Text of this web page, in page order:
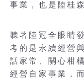
事業，也是陸桂
聽著陸冠全眼睛
考的是永續經營
話家常、關心柑
經營自家事業，